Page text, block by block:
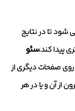
شود تا در نتایج
پیدا کند،سئو
روی صفحات دیگری از
از آن و یا در هر